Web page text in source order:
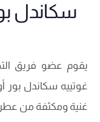
سكاندل
يقوم عضو فريق
غوتييه سكاندل بور
غنية ومكثفة من عطر